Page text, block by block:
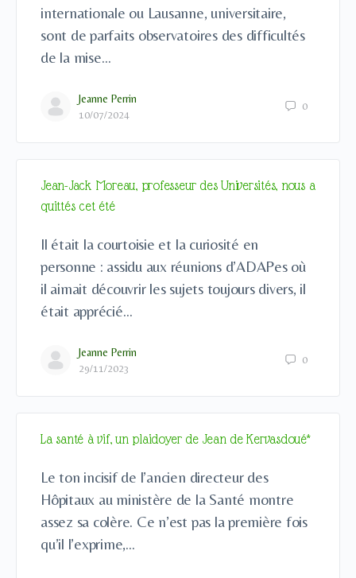
internationale ou Lausanne, universitaire,
sont de parfaits observatoires des difficultés
de la mise…
Jeanne Perrin
10/07/2024
0
Jean-Jack Moreau, professeur des Universités, nous a
quittés cet été
Il était la courtoisie et la curiosité en
personne : assidu aux réunions d’ADAPes où
il aimait découvrir les sujets toujours divers, il
était apprécié…
Jeanne Perrin
29/11/2023
0
La santé à vif, un plaidoyer de Jean de Kervasdoué*
Le ton incisif de l’ancien directeur des
Hôpitaux au ministère de la Santé montre
assez sa colère. Ce n’est pas la première fois
qu’il l’exprime,…